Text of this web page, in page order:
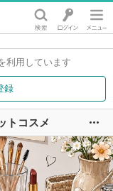
利用しています
録
トコスメ